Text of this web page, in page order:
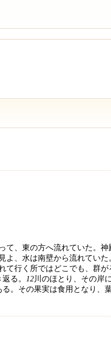
、東の方へ流れていた。
、水は南壁から流れていた
て行く所ではどこでも、群
る。
12川のほとり、その岸
。その果実は食用となり、